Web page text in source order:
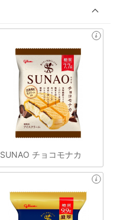
SUNAO チョコモナカ